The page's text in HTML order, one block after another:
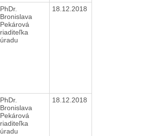
PhDr.
Bronislava
Pekárová
riaditeľka
úradu
18.12.2018
PhDr.
Bronislava
Pekárová
riaditeľka
úradu
18.12.2018